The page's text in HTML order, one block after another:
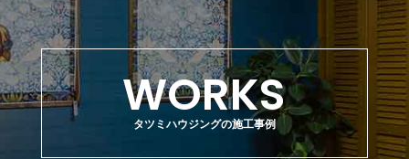
WORKS
タツミハウジングの施工事例